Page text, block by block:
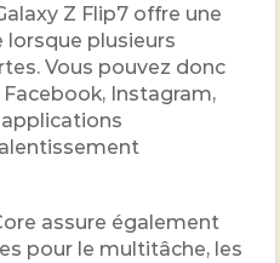
Z Flip7 offre une
plusieurs
Vous pouvez donc
Instagram,
applications
assure également
pour le multitâche, les